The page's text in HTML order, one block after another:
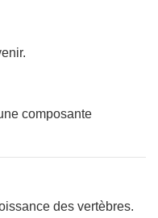
composante
des vertèbres.